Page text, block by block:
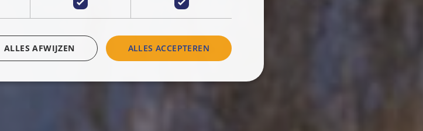
ALLES ACCEPTEREN
ALLES AFWIJZEN